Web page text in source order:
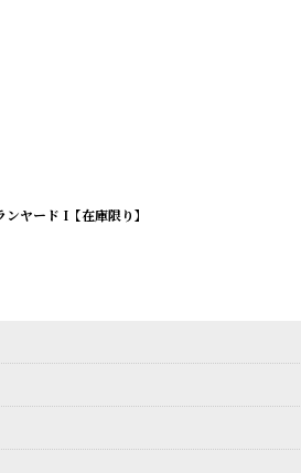
ヤード I【在庫限り】